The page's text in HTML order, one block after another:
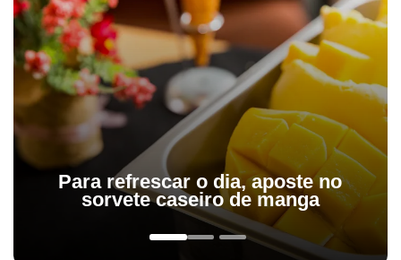
Confecções venceu a Serralheria Caldeira por 4 a 1, e Seven
Jeans/Vila Reis e Disk Caçamba de Arapongas empataram por
um gol.
A equipe da Stivar ocupa a segunda posição com 13 pontos
ganhos, seguida por Disk Caçamba 11, L2 Confecções 10,
Paraná Fundações e Baiano Futebol Clube 7, Serralheria
Caldeira 3, Seven Jeans/Vila Reis 2, e Relojoaria
Caracol/Colorado 0.
Para refrescar o dia, aposte no
sorvete caseiro de manga